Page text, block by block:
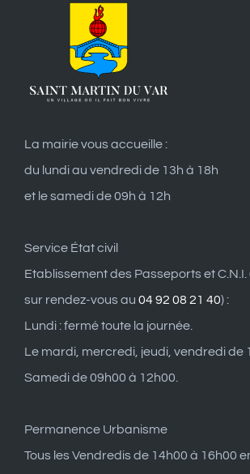
La mairie vous accueille :
du lundi au vendredi de 13h à 18h
et le samedi de 09h à 12h
Service État civil
Etablissement des Passeports et
sur rendez-vous au 04 92 08 21 40) :
Lundi : fermé toute la journée.
Le mardi, mercredi, jeudi, vendredi de
Samedi de 09h00 à 12h00.
Permanence Urbanisme
Tous les Vendredis de 14h00 à 16h00